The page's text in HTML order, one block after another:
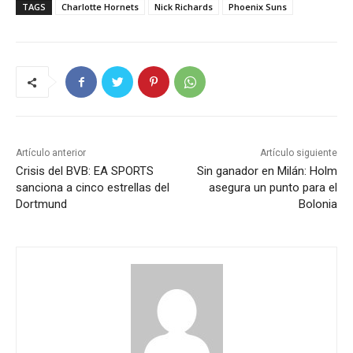
TAGS Charlotte Hornets Nick Richards Phoenix Suns
Artículo anterior
Crisis del BVB: EA SPORTS
sanciona a cinco estrellas del
Dortmund
Artículo siguiente
Sin ganador en Milán: Holm
asegura un punto para el
Bolonia